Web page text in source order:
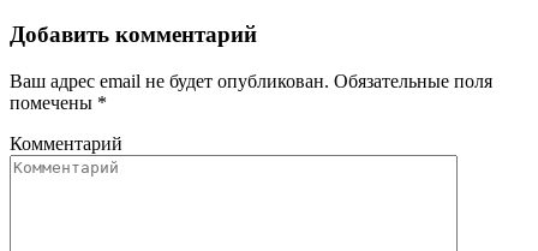
Добавить комментарий
Ваш адрес email не будет опубликован. Обязательные поля
помечены *
Комментарий